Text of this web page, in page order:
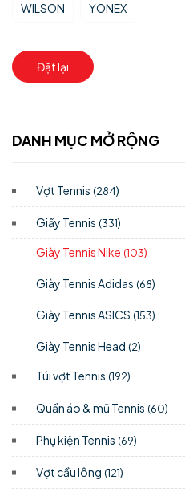
WILSON YONEX
Đặt lại
DANH MỤC MỞ RỘNG
Vợt Tennis (284)
Giầy Tennis (331)
Giày Tennis Nike (103)
Giày Tennis Adidas (68)
Giày Tennis ASICS (153)
Giày Tennis Head (2)
Túi vợt Tennis (192)
Quần áo & mũ Tennis (60)
Phụ kiện Tennis (69)
Vợt cầu lông (121)